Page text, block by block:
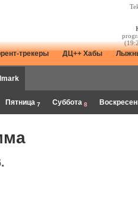
трекеры ДЦ++ Хабы
Пятница 7 Суббота 8